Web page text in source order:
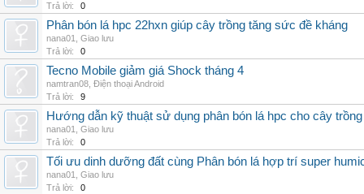
Trả lời:
0
Phân bón lá hpc 22hxn giúp cây trồng tăng sức đề kháng
nana01
Giao lưu
Trả lời:
0
Tecno Mobile giảm giá Shock tháng 4
namtran08 Điện thoại Android
Trả lời:
9
Hướng dẫn kỹ thuật sử dụng phân bón lá hpc cho cây trồng
nana01
Giao lưu
Trả lời:
0
Tối ưu dinh dưỡng đất cùng Phân bón lá hợp trí super
nana01
Giao lưu
Trả lời:
0